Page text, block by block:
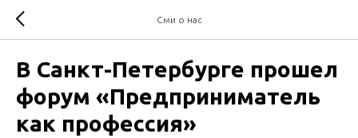
Сми о нас
В Санкт-Петербурге прошел
форум «Предприниматель
как профессия»